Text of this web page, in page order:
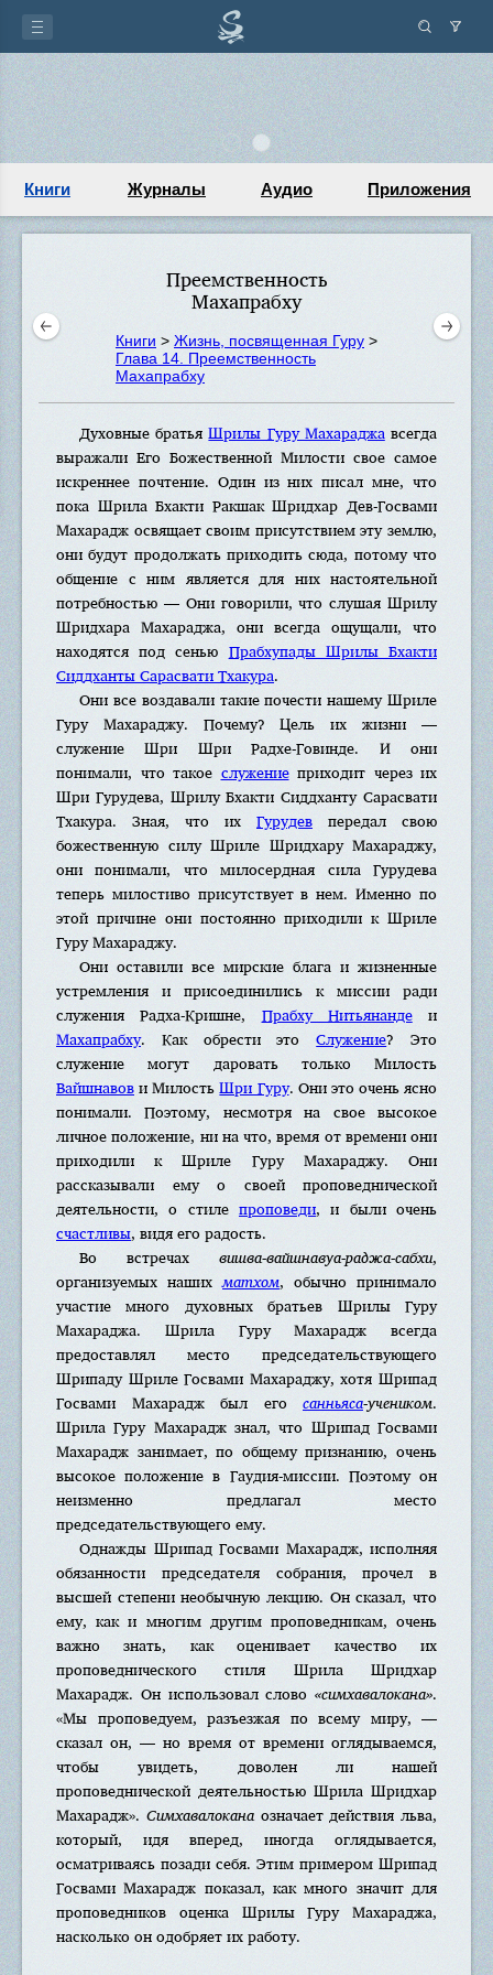
Книги Журналы Аудио Приложения
Преемственность
Махапрабху
Книги > Жизнь, посвященная Гуру >
Глава 14. Преемственность
Махапрабху
Духовные братьяШрилы Гуру Махараджавсегда
выражали Его Божественной Милости свое самое
искреннее почтение. Один из них писал мне, что
пока Шрила Бхакти Ракшак Шридхар Дев-Госвами
Махарадж освящает своим присутствием эту землю,
они будут продолжать приходить сюда, потому что
общение с ним является для них настоятельной
потребностью — Они говорили, что слушая Шрилу
Шридхара Махараджа, они всегда ощущали, что
находятся под сенью Прабхупады Шрилы Бхакти
Сиддханты Сарасвати Тхакура.
Они все воздавали такие почести нашему Шриле
Гуру Махараджу. Почему? Цель их жизни —
служение Шри Шри Радхе-Говинде. И они
понимали, что такое служениеприходит через их
Шри Гурудева, Шрилу Бхакти Сиддханту Сарасвати
Тхакура. Зная, что их Гурудев передал свою
божественную силу Шриле Шридхару Махараджу,
они понимали, что милосердная сила Гурудева
теперь милостиво присутствует в нем. Именно по
этой причине они постоянно приходили к Шриле
Гуру Махараджу.
Они оставили все мирские блага и жизненные
устремления и присоединились к миссии ради
служения Радха-Кришне, Прабху Нитьянандеи
Махапрабху. Как обрести этоСлужение? Это
служение могут даровать только Милость
Вайшнавови МилостьШри Гуру. Они это очень ясно
понимали. Поэтому, несмотря на свое высокое
личное положение, ни на что, время от времени они
приходили к Шриле Гуру Махараджу. Они
рассказывали ему о своей проповеднической
деятельности, о стиле проповеди, и были очень
счастливы, видя его радость.
Во встречах вишва-вайшнавуа-раджа-сабхи,
организуемых нашихматхом, обычно принимало
участие много духовных братьев Шрилы Гуру
Махараджа. Шрила Гуру Махарадж всегда
предоставлял место председательствующего
Шрипаду Шриле Госвами Махараджу, хотя Шрипад
Госвами Махарадж был его санньяса-учеником.
Шрила Гуру Махарадж знал, что Шрипад Госвами
Махарадж занимает, по общему признанию, очень
высокое положение в Гаудия-миссии. Поэтому он
неизменно предлагал место
председательствующего ему.
Однажды Шрипад Госвами Махарадж, исполняя
обязанности председателя собрания, прочел в
высшей степени необычную лекцию. Он сказал, что
ему, как и многим другим проповедникам, очень
важно знать, как оценивает качество их
проповеднического стиля Шрила Шридхар
Махарадж. Он использовал слово «симхавалокана».
«Мы проповедуем, разъезжая по всему миру, —
сказал он, — но время от времени оглядываемся,
чтобы увидеть, доволен ли нашей
проповеднической деятельностью Шрила Шридхар
Махарадж». Симхавалоканаозначает действия льва,
который, идя вперед, иногда оглядывается,
осматриваясь позади себя. Этим примером Шрипад
Госвами Махарадж показал, как много значит для
проповедников оценка Шрилы Гуру Махараджа,
насколько он одобряет их работу.